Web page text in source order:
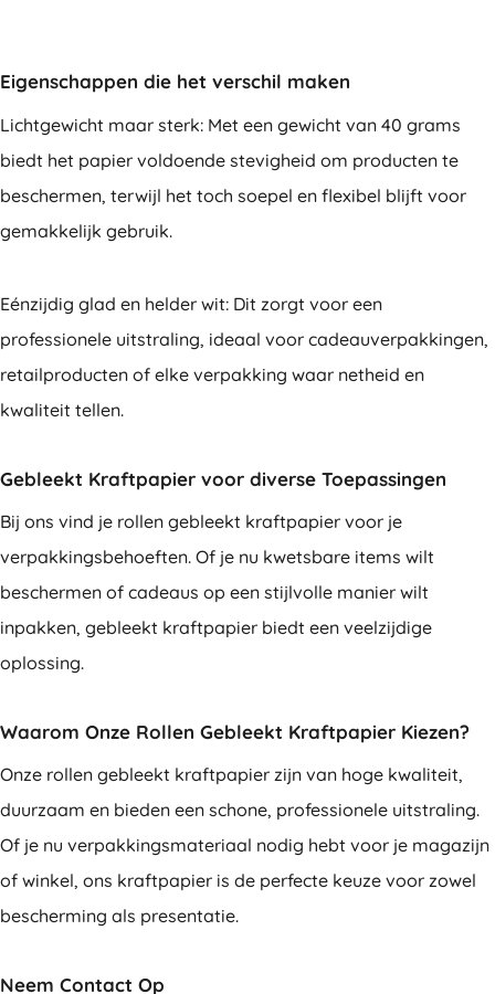
Eigenschappen die het verschil maken
Lichtgewicht maar sterk: Met een gewicht van 40 grams
biedt het papier voldoende stevigheid om producten te
beschermen, terwijl het toch soepel en flexibel blijft voor
gemakkelijk gebruik.
Eénzijdig glad en helder wit: Dit zorgt voor een
professionele uitstraling, ideaal voor cadeauverpakkingen,
retailproducten of elke verpakking waar netheid en
kwaliteit tellen.
Gebleekt Kraftpapier voor diverse Toepassingen
Bij ons vind je rollen gebleekt kraftpapier voor je
verpakkingsbehoeften. Of je nu kwetsbare items wilt
beschermen of cadeaus op een stijlvolle manier wilt
inpakken, gebleekt kraftpapier biedt een veelzijdige
oplossing.
Waarom Onze Rollen Gebleekt Kraftpapier Kiezen?
Onze rollen gebleekt kraftpapier zijn van hoge kwaliteit,
duurzaam en bieden een schone, professionele uitstraling.
Of je nu verpakkingsmateriaal nodig hebt voor je magazijn
of winkel, ons kraftpapier is de perfecte keuze voor zowel
bescherming als presentatie.
Neem Contact Op